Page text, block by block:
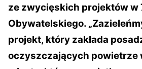
ze zwycięskich projektów w
Obywatelskiego.
projekt, który zakłada
oczyszczających powietrze